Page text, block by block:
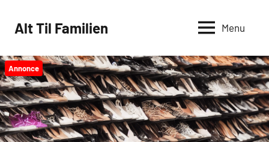
Alt Til Familien Menu
Annonce